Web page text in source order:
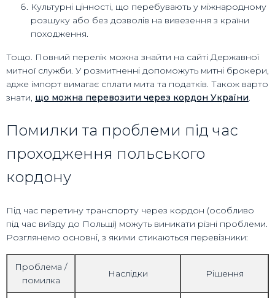
Культурні цінності, що перебувають у міжнародному
розшуку або без дозволів на вивезення з країни
походження.
Тощо. Повний перелік можна знайти на сайті Державної
митної служби. У розмитненні допоможуть митні брокери,
адже імпорт вимагає сплати мита та податків. Також варто
знати, що можна перевозити через кордон України.
Помилки та проблеми під час
проходження польського
кордону
Під час перетину транспорту через кордон (особливо
під час виїзду до Польщі) можуть виникати різні проблеми.
Розглянемо основні, з якими стикаються перевізники:
Проблема /
помилка
Наслідки Рішення